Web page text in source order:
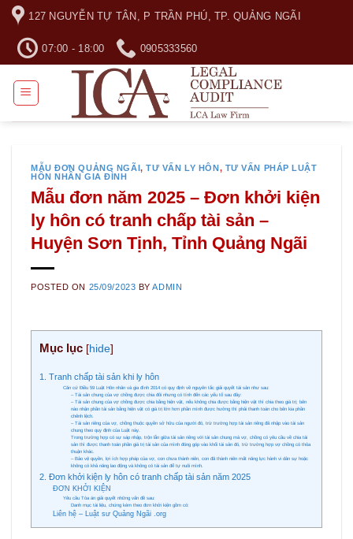
Skip
content
127 NGUYỄN TỰ TÂN, P TRẦN PHÚ, TP. QUẢNG NGÃI
07:00 - 18:00 0905333560
MẪU ĐƠN QUẢNG NGÃI,TƯ VẤN LY HÔN, TƯ VẤN PHÁP LUẬT
HÔN NHÂN GIA ĐÌNH
Mẫu đơn năm 2025 – Đơn khởi kiện
ly hôn có tranh chấp tài sản –
Huyện Sơn Tịnh, Tỉnh Quảng Ngãi
POSTED ON 25/09/2023 BYADMIN
Mục lục [hide]
1. Tranh chấp tài sản khi ly hôn
Căn cứ Điều 59 Luật Hôn nhân và gia đình 2014 có quy định về nguyên tắc giải quyết tài sản như sau:
– Tài sản chung của vợ chồng được chia đôi nhưng có tính đến các yếu tố sau đây:
– Tài sản chung của vợ chồng được chia bằng hiện vật, nếu không chia được bằng hiện vật thì chia theo giá trị; bên
nào nhận phần tài sản bằng hiện vật có giá trị lớn hơn phần mình được hưởng thì phải thanh toán cho bên kia phần
chênh lệch.
– Tài sản riêng của vợ, chồng thuộc quyền sở hữu của người đó, trừ trường hợp tài sản riêng đã nhập vào tài sản
chung theo quy định của Luật này.
Trong trường hợp có sự sáp nhập, trộn lẫn giữa tài sản riêng với tài sản chung mà vợ, chồng có yêu cầu về chia tài
sản thì được thanh toán phần giá trị tài sản của mình đóng góp vào khối tài sản đó, trừ trường hợp vợ chồng có thỏa
thuận khác.
– Bảo vệ quyền, lợi ích hợp pháp của vợ, con chưa thành niên, con đã thành niên mất năng lực hành vi dân sự hoặc
không có khả năng lao động và không có tài sản để tự nuôi mình.
2. Đơn khởi kiện ly hôn có tranh chấp tài sản năm 2025
ĐƠN KHỞI KIỆN
Yêu cầu Tòa án giải quyết những vấn đề sau:
Danh mục tài liệu, chứng kèm theo đơn khởi kiện gồm có:
Liên hệ – Luật sư Quảng Ngãi .org